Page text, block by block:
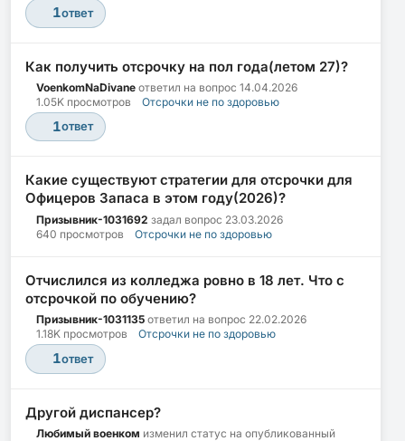
1ответ
Как получить отсрочку на пол года(летом 27)?
VoenkomNaDivane ответил на вопрос 14.04.2026
1.05K просмотров
Отсрочки не по здоровью
1ответ
Какие существуют стратегии для отсрочки для
Офицеров Запаса в этом году(2026)?
Призывник-1031692 задал вопрос 23.03.2026
640 просмотров
Отсрочки не по здоровью
Отчислился из колледжа ровно в 18 лет. Что с
отсрочкой по обучению?
Призывник-1031135 ответил на вопрос 22.02.2026
1.18K просмотров
Отсрочки не по здоровью
1ответ
Другой диспансер?
Любимый военком изменил статус на опубликованный